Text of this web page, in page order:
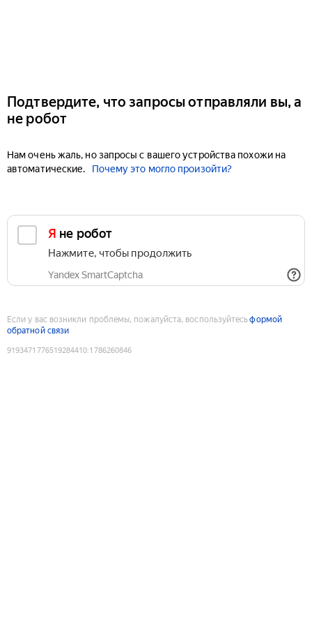
Подтвердите, что запросы отправляли вы, а
не робот
Нам очень жаль, но запросы с вашего устройства похожи на
автоматические.
Почему это могло произойти?
Я не робот
Нажмите, чтобы продолжить
Yandex SmartCaptcha
Если у вас возникли проблемы, пожалуйста, воспользуйтесьформой
обратной связи
9193471776519284410:1786260846